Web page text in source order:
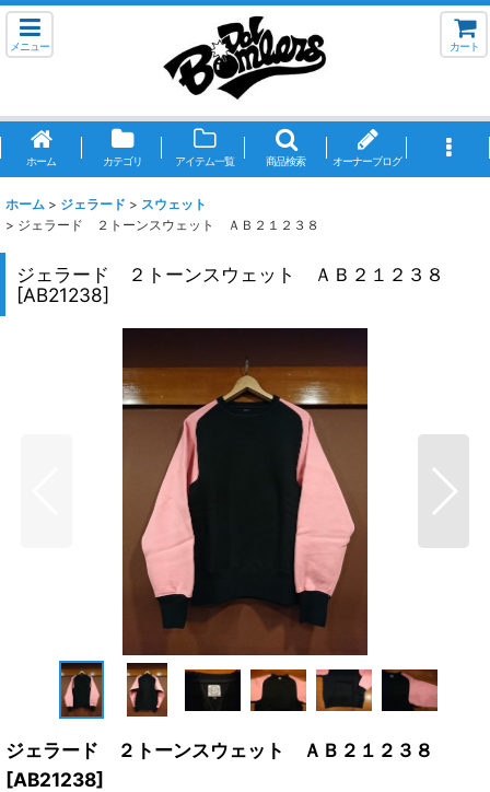
メニュー カート
ホーム カテゴリ アイテム一覧 商品検索 オーナーブログ
ホーム > ジェラード > スウェット
> ジェラード ２トーンスウェット ＡＢ２１２３８
ジェラード ２トーンスウェット ＡＢ２１２３８
[AB21238]
ジェラード ２トーンスウェット ＡＢ２１２３８
[AB21238]